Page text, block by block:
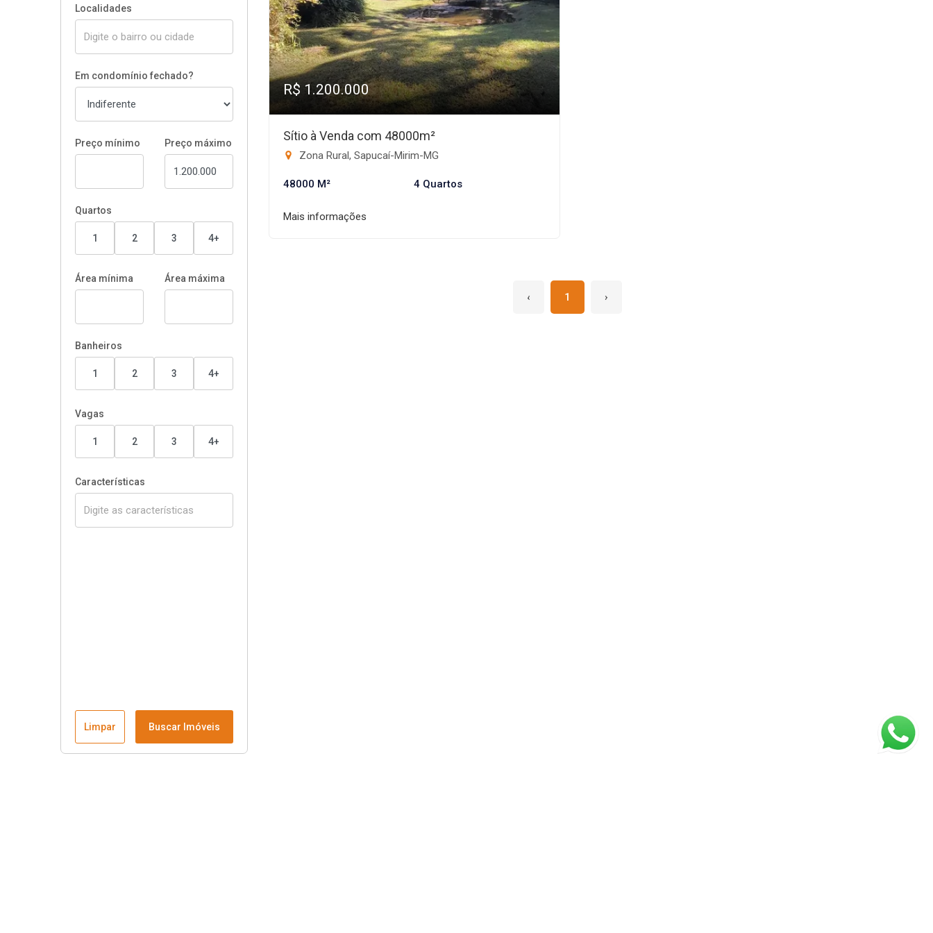
Localidades
Em condomínio fechado?
Preço mínimo Preço máximo
Quartos
1 2 3 4+
Área mínima Área máxima
Banheiros
1 2 3 4+
Vagas
1 2 3 4+
Características
Limpar Buscar Imóveis
R$ 1.200.000
Sítio à Venda com 48000m²
Zona Rural, Sapucaí-Mirim-MG
48000 M² 4 Quartos
Mais informações
‹ 1 ›